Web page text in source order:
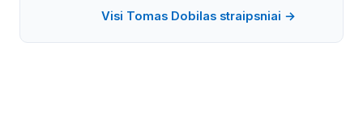
Visi Tomas Dobilas straipsniai →